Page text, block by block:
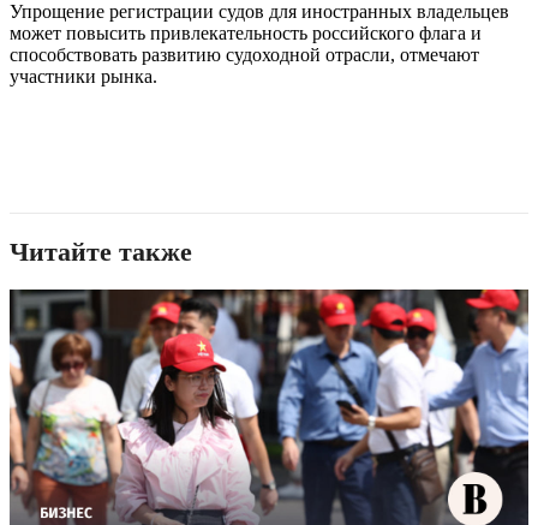
Упрощение регистрации судов для иностранных владельцев
может повысить привлекательность российского флага и
способствовать развитию судоходной отрасли, отмечают
участники рынка.
Читайте также